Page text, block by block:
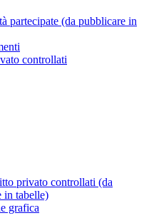
partecipate (da pubblicare in
controllati
privato controllati (da
in tabelle)
grafica